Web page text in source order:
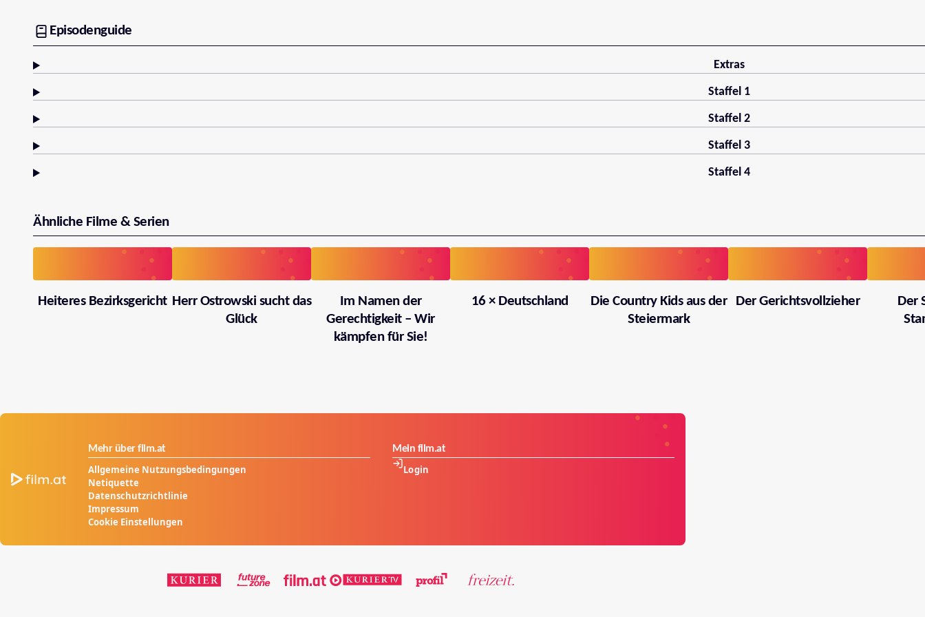
Episodenguide
Extras
Staffel 1
Staffel 2
Staffel 3
Staffel 4
Ähnliche Filme & Serien
Heiteres Bezirksgericht Herr Ostrowski sucht das
Glück
Im Namen der
Gerechtigkeit – Wir
kämpfen für Sie!
16 × Deutschland
Die Country Kids aus der
Steiermark
Der Gerichtsvollzieher
Der
Mehr über film.at
Allgemeine Nutzungsbedingungen
Netiquette
Datenschutzrichtlinie
Impressum
Cookie Einstellungen
Mein film.at
Login